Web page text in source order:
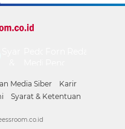
Media Siber
Karir
Syarat & Ketentuan